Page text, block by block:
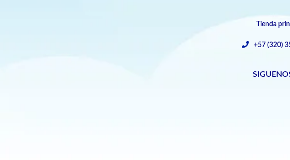
Tienda
+57 (320)